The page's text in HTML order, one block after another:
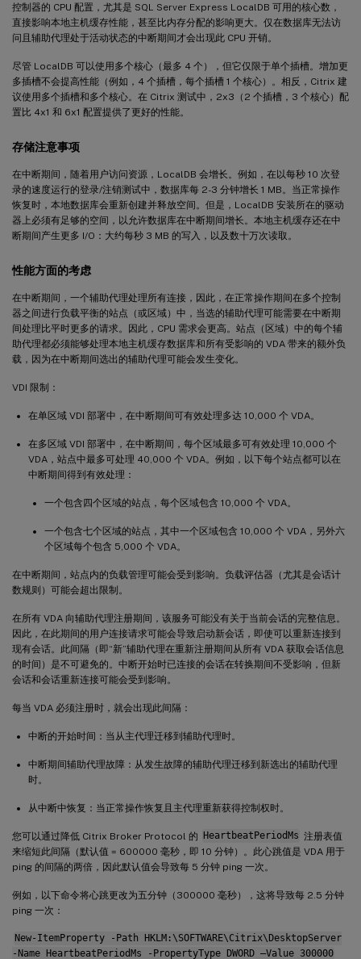
控制器的 CPU 配置，尤其是 SQL Server Express LocalDB 可用的核心数，
直接影响本地主机缓存性能，甚至比内存分配的影响更大。仅在数据库无法访
问且辅助代理处于活动状态的中断期间才会出现此 CPU 开销。
尽管 LocalDB 可以使用多个核心（最多 4 个），但它仅限于单个插槽。增加更
多插槽不会提高性能（例如，4 个插槽，每个插槽 1 个核心）。相反，Citrix 建
议使用多个插槽和多个核心。在 Citrix 测试中，2x3（2 个插槽，3 个核心）配
置比 4x1 和 6x1 配置提供了更好的性能。
存储注意事项
在中断期间，随着用户访问资源，LocalDB 会增长。例如，在以每秒 10 次登
录的速度运行的登录/注销测试中，数据库每 2-3 分钟增长 1 MB。当正常操作
恢复时，本地数据库会重新创建并释放空间。但是，LocalDB 安装所在的驱动
器上必须有足够的空间，以允许数据库在中断期间增长。本地主机缓存还在中
断期间产生更多 I/O：大约每秒 3 MB 的写入，以及数十万次读取。
性能方面的考虑
在中断期间，一个辅助代理处理所有连接，因此，在正常操作期间在多个控制
器之间进行负载平衡的站点（或区域）中，当选的辅助代理可能需要在中断期
间处理比平时更多的请求。因此，CPU 需求会更高。站点（区域）中的每个辅
助代理都必须能够处理本地主机缓存数据库和所有受影响的 VDA 带来的额外负
载，因为在中断期间选出的辅助代理可能会发生变化。
VDI 限制：
在单区域 VDI 部署中，在中断期间可有效处理多达 10,000 个 VDA。
在多区域 VDI 部署中，在中断期间，每个区域最多可有效处理 10,000 个
VDA，站点中最多可处理 40,000 个 VDA。例如，以下每个站点都可以在
中断期间得到有效处理：
一个包含四个区域的站点，每个区域包含 10,000 个 VDA。
一个包含七个区域的站点，其中一个区域包含 10,000 个 VDA，另外六
个区域每个包含 5,000 个 VDA。
在中断期间，站点内的负载管理可能会受到影响。负载评估器（尤其是会话计
数规则）可能会超出限制。
在所有 VDA 向辅助代理注册期间，该服务可能没有关于当前会话的完整信息。
因此，在此期间的用户连接请求可能会导致启动新会话，即使可以重新连接到
现有会话。此间隔（即“新”辅助代理在重新注册期间从所有 VDA 获取会话信息
的时间）是不可避免的。中断开始时已连接的会话在转换期间不受影响，但新
会话和会话重新连接可能会受到影响。
每当 VDA 必须注册时，就会出现此间隔：
中断的开始时间：当从主代理迁移到辅助代理时。
中断期间辅助代理故障：从发生故障的辅助代理迁移到新选出的辅助代理
时。
从中断中恢复：当正常操作恢复且主代理重新获得控制权时。
您可以通过降低 Citrix Broker Protocol 的 HeartbeatPeriodMs 注册表值
来缩短此间隔（默认值 = 600000 毫秒，即 10 分钟）。此心跳值是 VDA 用于
ping 的间隔的两倍，因此默认值会导致每 5 分钟 ping 一次。
例如，以下命令将心跳更改为五分钟（300000 毫秒），这将导致每 2.5 分钟
ping 一次：
New-ItemProperty -Path HKLM:\SOFTWARE\Citrix\DesktopServer
-Name HeartbeatPeriodMs -PropertyType DWORD –Value 300000